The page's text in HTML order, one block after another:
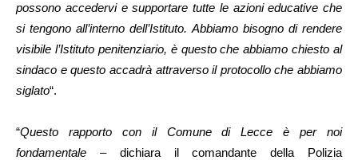
possono accedervi e supportare tutte le azioni educative che
si tengono all’interno dell’Istituto. Abbiamo bisogno di rendere
visibile l’Istituto penitenziario, è questo che abbiamo chiesto al
sindaco e questo accadrà attraverso il protocollo che abbiamo
siglato“.
“Questo rapporto con il Comune di Lecce è per noi
fondamentale – dichiara il comandante della Polizia